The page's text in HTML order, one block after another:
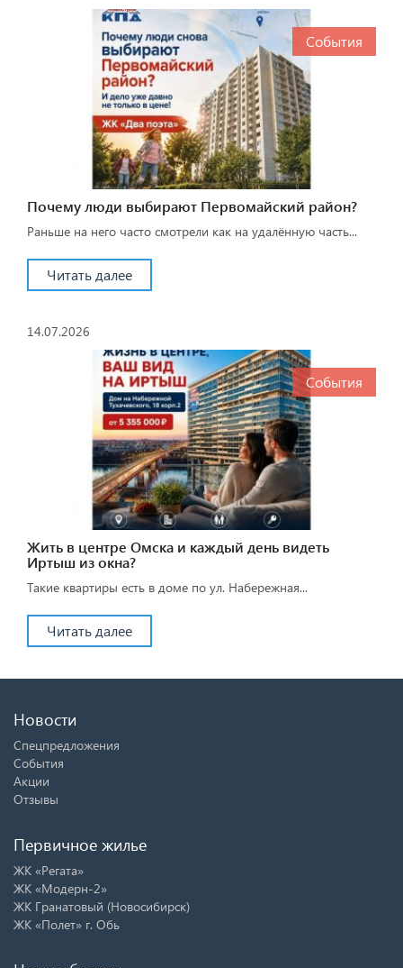
События
Почему люди выбирают Первомайский район?
Раньше на него часто смотрели как на удалённую часть...
Читать далее
14.07.2026
События
Жить в центре Омска и каждый день видеть
Иртыш из окна?
Такие квартиры есть в доме по ул. Набережная...
Читать далее
Новости
Спецпредложения
События
Акции
Отзывы
Первичное жилье
ЖК «Регата»
ЖК «Модерн-2»
ЖК Гранатовый (Новосибирск)
ЖК «Полет» г. Обь